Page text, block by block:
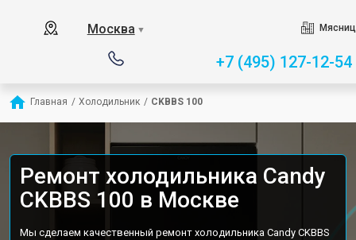
Москва ▼
+7 (495) 127-12-54
Главная / Холодильник / CKBBS 100
Ремонт холодильника Candy
CKBBS 100 в Москве
Мы сделаем качественный ремонт холодильника Candy CKBBS